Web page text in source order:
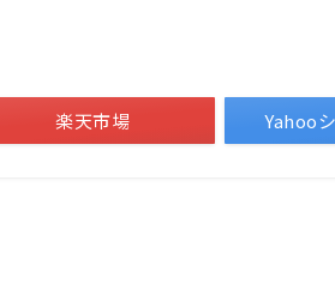
楽天市場 Yahoo